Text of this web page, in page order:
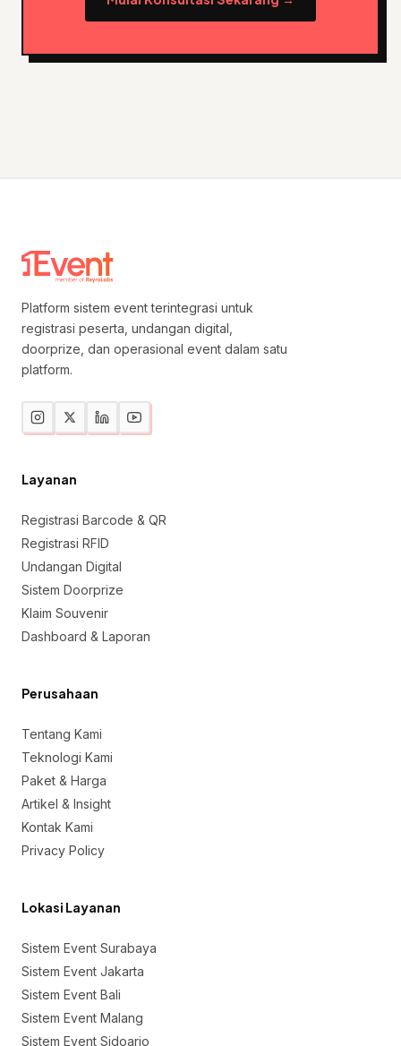
Platform sistem event terintegrasi untuk
registrasi peserta, undangan digital,
doorprize, dan operasional event dalam satu
platform.
Layanan
Registrasi Barcode & QR
Registrasi RFID
Undangan Digital
Sistem Doorprize
Klaim Souvenir
Dashboard & Laporan
Perusahaan
Tentang Kami
Teknologi Kami
Paket & Harga
Artikel & Insight
Kontak Kami
Privacy Policy
Lokasi Layanan
Sistem Event Surabaya
Sistem Event Jakarta
Sistem Event Bali
Sistem Event Malang
Sistem Event Sidoarjo